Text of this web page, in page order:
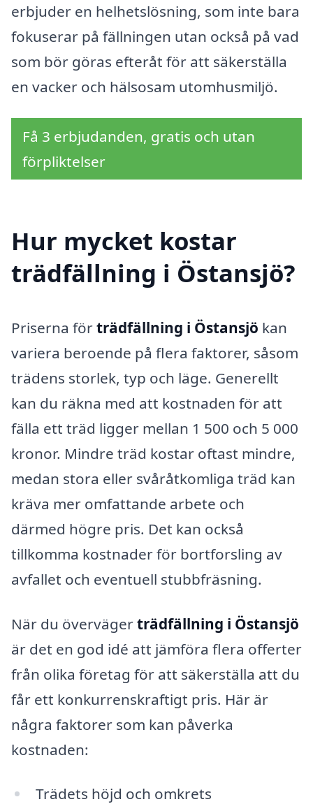
erbjuder en helhetslösning, som inte bara
fokuserar på fällningen utan också på vad
som bör göras efteråt för att säkerställa
en vacker och hälsosam utomhusmiljö.
Få 3 erbjudanden, gratis och utan
förpliktelser
Hur mycket kostar
trädfällning i Östansjö?
Priserna förträdfällning i Östansjö kan
variera beroende på flera faktorer, såsom
trädens storlek, typ och läge. Generellt
kan du räkna med att kostnaden för att
fälla ett träd ligger mellan 1 500 och 5 000
kronor. Mindre träd kostar oftast mindre,
medan stora eller svåråtkomliga träd kan
kräva mer omfattande arbete och
därmed högre pris. Det kan också
tillkomma kostnader för bortforsling av
avfallet och eventuell stubbfräsning.
När du övervägerträdfällning i Östansjö
är det en god idé att jämföra flera offerter
från olika företag för att säkerställa att du
får ett konkurrenskraftigt pris. Här är
några faktorer som kan påverka
kostnaden:
Trädets höjd och omkrets